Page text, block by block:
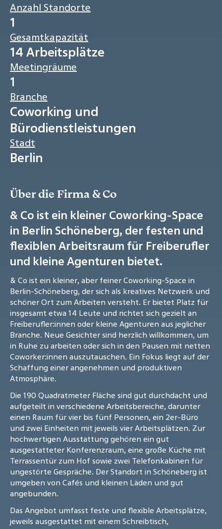
Anzahl Standorte
1
Gesamtkapazität
14 Arbeitsplätze
Meetingräume
1
Branche
Coworking und
Bürodienstleistungen
Stadt
Berlin
Über die Firma & Co
& Co ist ein kleiner Coworking-Space
in Berlin Schöneberg, der festen und
flexiblen Arbeitsraum für Freiberufler
und kleine Agenturen bietet.
& Co ist ein kleiner, aber feiner Coworking-Space in
Berlin-Schöneberg, der sich als kreatives Netzwerk und
schöner Ort zum Arbeiten versteht. Er bietet Platz für
insgesamt etwa 14 Leute und richtet sich gezielt an
Freiberufler:innen oder kleine Agenturen aus jeglicher
Branche. Neue Gesichter sind herzlich willkommen, um
in Ruhe zu arbeiten oder sich in den Pausen mit netten
Coworker:innen auszutauschen. Ein Fokus liegt auf der
Schaffung einer angenehmen und produktiven
Atmosphäre.
Die 190 Quadratmeter Fläche sind gut durchdacht und
aufgeteilt in verschiedene Arbeitsbereiche, darunter
einen Raum für vier bis fünf Personen, ein 2er-Büro
und zwei Einheiten mit jeweils vier Arbeitsplätzen. Zur
hochwertigen Ausstattung gehören ein gut
ausgestatteter Konferenzraum, eine große Küche mit
Terrassentür zum Hof sowie zwei Telefonkabinen für
ungestörte Gespräche. Der Standort in Schöneberg ist
umgeben von Cafés und kleinen Läden und gut
angebunden.
Das Angebot umfasst feste und flexible Arbeitsplätze,
jeweils ausgestattet mit einem Schreibtisch,